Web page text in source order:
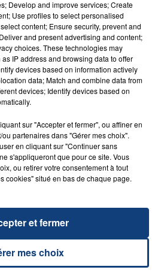
Complique
DADJU
À LENS : UNE FEMME ET
LA VIE ET LA...
Develop and improve services; Create
Use profiles to select personalised
content; Ensure security, prevent and
and present advertising and content;
choices. These technologies may
IP address and browsing data to offer
devices based on information actively
data; Match and combine data from
devices; Identify devices based on
sur "Accepter et fermer", ou affiner en
partenaires dans "Gérer mes choix".
en cliquant sur "Continuer sans
s'appliqueront que pour ce site. Vous
ou retirer votre consentement à tout
cookies" situé en bas de chaque page.
mes choix
et fermer